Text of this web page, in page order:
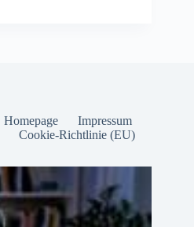
Homepage
Impressum
Cookie-Richtlinie (EU)